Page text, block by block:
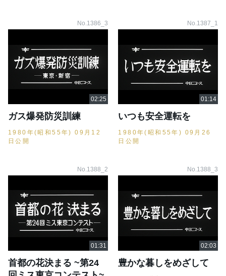
No.1386_3
ガス爆発防災訓練
1980年(昭和55年) 09月12
日公開
No.1387_1
いつも安全運転を
1980年(昭和55年) 09月26
日公開
No.1388_2
首都の花決まる ~第24
No.1388_3
豊かな暮しをめざして